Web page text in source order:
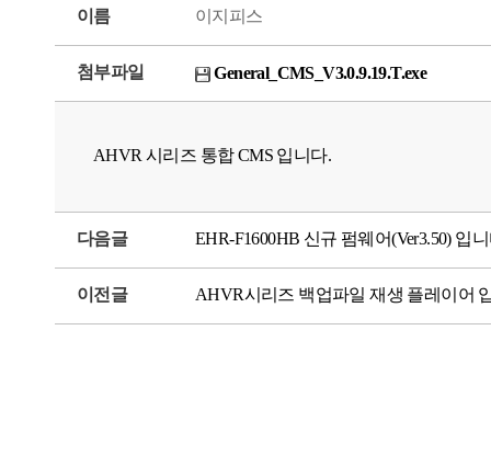
이름 이지피스
첨부파일 General_CMS_V3.0.9.19.T.exe
AHVR 시리즈 통합 CMS 입니다.
다음글 EHR-F1600HB 신규 펌웨어(Ver3.50) 입
이전글 AHVR시리즈 백업파일 재생 플레이어